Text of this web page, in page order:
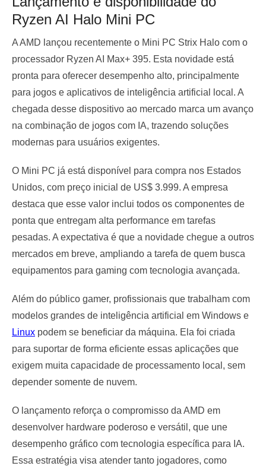
Ryzen AI Halo Mini PC
A AMD lançou recentemente o Mini PC Strix Halo com o
processador Ryzen AI Max+ 395. Esta novidade está
pronta para oferecer desempenho alto, principalmente
para jogos e aplicativos de inteligência artificial local. A
chegada desse dispositivo ao mercado marca um avanço
na combinação de jogos com IA, trazendo soluções
modernas para usuários exigentes.
O Mini PC já está disponível para compra nos Estados
Unidos, com preço inicial de US$ 3.999. A empresa
destaca que esse valor inclui todos os componentes de
ponta que entregam alta performance em tarefas
pesadas. A expectativa é que a novidade chegue a outros
mercados em breve, ampliando a tarefa de quem busca
equipamentos para gaming com tecnologia avançada.
Além do público gamer, profissionais que trabalham com
modelos grandes de inteligência artificial em Windows e
Linux podem se beneficiar da máquina. Ela foi criada
para suportar de forma eficiente essas aplicações que
exigem muita capacidade de processamento local, sem
depender somente de nuvem.
O lançamento reforça o compromisso da AMD em
desenvolver hardware poderoso e versátil, que une
desempenho gráfico com tecnologia específica para IA.
Essa estratégia visa atender tanto jogadores, como